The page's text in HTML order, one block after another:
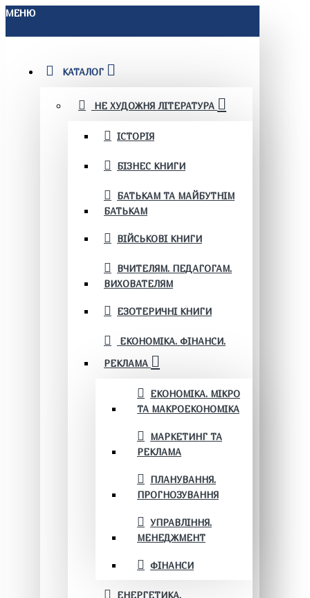
МЕНЮ
КАТАЛОГ
НЕ ХУДОЖНЯ ЛІТЕРАТУРА
ІСТОРІЯ
БІЗНЕС КНИГИ
БАТЬКАМ ТА МАЙБУТНІМ
БАТЬКАМ
ВІЙСЬКОВІ КНИГИ
ВЧИТЕЛЯМ. ПЕДАГОГАМ.
ВИХОВАТЕЛЯМ
ЕЗОТЕРИЧНІ КНИГИ
ЕКОНОМІКА. ФІНАНСИ.
РЕКЛАМА
ЕКОНОМІКА. МІКРО
ТА МАКРОЕКОНОМІКА
МАРКЕТИНГ ТА
РЕКЛАМА
ПЛАНУВАННЯ.
ПРОГНОЗУВАННЯ
УПРАВЛІННЯ.
МЕНЕДЖМЕНТ
ФІНАНСИ
ЕНЕРГЕТИКА.